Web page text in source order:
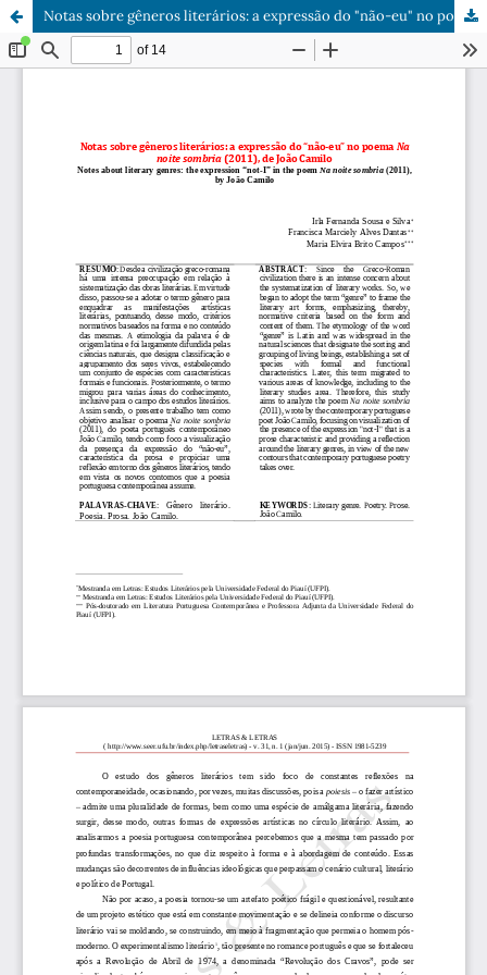
Notas sobre gêneros literários: a expressão do "não-eu" no poema Na noite sombria (2011), de João Camilo